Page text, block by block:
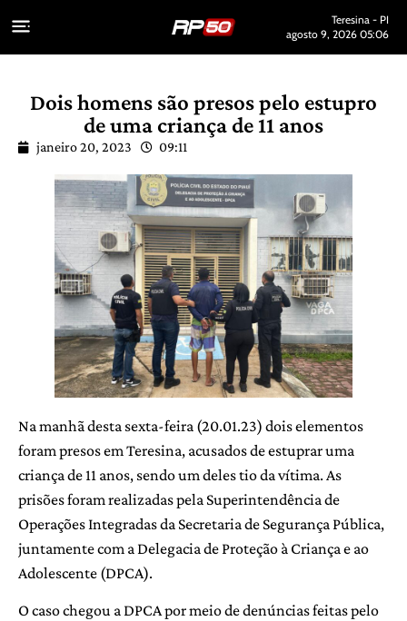
Teresina - PI
agosto 9, 2026 05:06
Dois homens são presos pelo estupro
de uma criança de 11 anos
janeiro 20, 2023 09:11
Na manhã desta sexta-feira (20.01.23) dois elementos
foram presos em Teresina, acusados de estuprar uma
criança de 11 anos, sendo um deles tio da vítima. As
prisões foram realizadas pela Superintendência de
Operações Integradas da Secretaria de Segurança Pública,
juntamente com a Delegacia de Proteção à Criança e ao
Adolescente (DPCA).
O caso chegou a DPCA por meio de denúncias feitas pelo